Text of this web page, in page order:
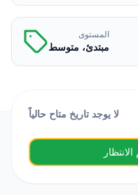
المستوى
مبتدئ، متوسط
لا يوجد تاريخ متاح حالياً